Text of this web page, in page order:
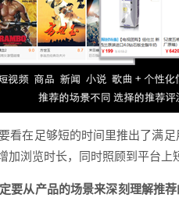
在足够短的时间里推出了满
浏览时长，同时照顾到平台
要从产品的场景来深刻理解推